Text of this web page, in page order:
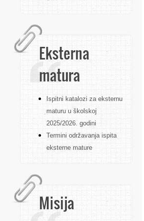
Eksterna
matura
Ispitni katalozi za eksternu
maturu u školskoj
2025/2026. godini
Termini održavanja ispita
eksterne mature
Misija